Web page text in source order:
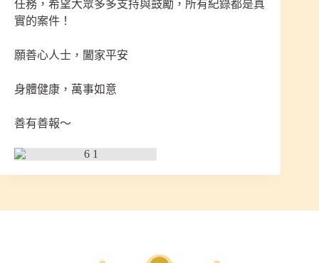
任務，希望大眾多多支持與鼓勵，所有紀錄都是真
實的案件！
願善心人士，闔家平安
身體健康，萬事如意
善有善報～